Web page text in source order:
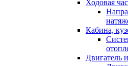
Ходовая
Кабина,
Двигатель